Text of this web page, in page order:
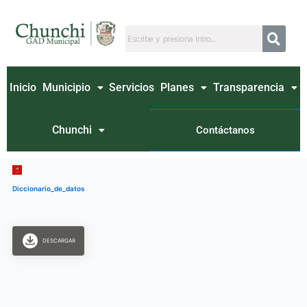
contenido
Inicio Municipio Servicios Planes Transparencia
Chunchi Contáctanos
Diccionario_de_datos
DESCARGAR